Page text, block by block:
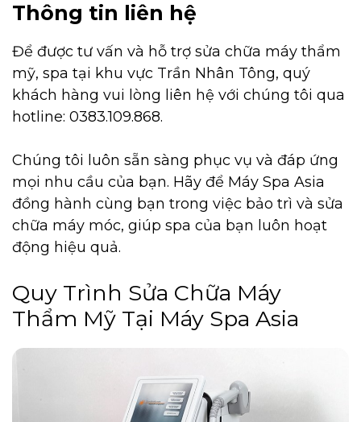
Thông tin liên hệ
Để được tư vấn và hỗ trợ sửa chữa máy thẩm
mỹ, spa tại khu vực Trần Nhân Tông, quý
khách hàng vui lòng liên hệ với chúng tôi qua
hotline: 0383.109.868.
Chúng tôi luôn sẵn sàng phục vụ và đáp ứng
mọi nhu cầu của bạn. Hãy để Máy Spa Asia
đồng hành cùng bạn trong việc bảo trì và sửa
chữa máy móc, giúp spa của bạn luôn hoạt
động hiệu quả.
Quy Trình Sửa Chữa Máy
Thẩm Mỹ Tại Máy Spa Asia